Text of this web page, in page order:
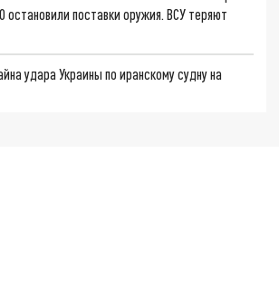
остановили поставки оружия. ВСУ теряют
удара Украины по иранскому судну на